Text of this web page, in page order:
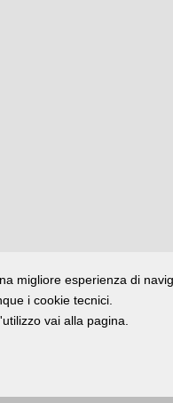
migliore esperienza di
i cookie tecnici.
vai alla pagina.